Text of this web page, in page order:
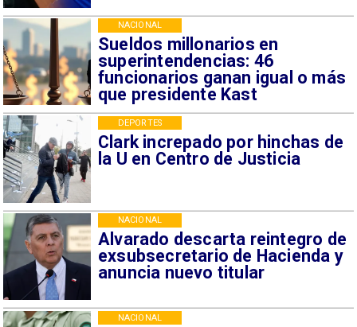
Sueldos millonarios en
superintendencias: 46
funcionarios ganan igual o más
que presidente Kast
NACIONAL
Clark increpado por hinchas de
la U en Centro de Justicia
DEPORTES
Alvarado descarta reintegro de
exsubsecretario de Hacienda y
anuncia nuevo titular
NACIONAL
NACIONAL